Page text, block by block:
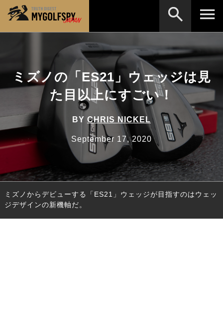
ミズノの「ES21」ウェッジは見
た目以上にすごい！
BY CHRIS NICKEL
September 17, 2020
ミズノからデビューする「ES21」ウェッジが目指すのはウェッ
ジデザインの新機軸だ。
MOST WANTED テストランキング
NEW RELEASES 新製品情報
ゴルフ上達・実践テクニック
LAB テスト・データ検証
Golf News ゴルフニュース
製品レビュー
DRIVERS ドライバー
FAIRWAY WOODS フェアウェイウッド
HYBRIDS ハイブリッド
※メーカー名やクラブ名など、検索したい事柄を入
力してください。
検索